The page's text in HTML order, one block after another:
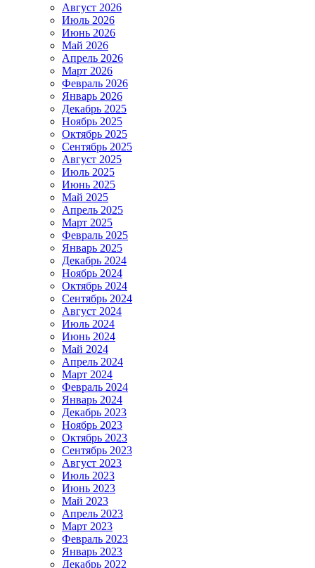
Август 2026
Июль 2026
Июнь 2026
Май 2026
Апрель 2026
Март 2026
Февраль 2026
Январь 2026
Декабрь 2025
Ноябрь 2025
Октябрь 2025
Сентябрь 2025
Август 2025
Июль 2025
Июнь 2025
Май 2025
Апрель 2025
Март 2025
Февраль 2025
Январь 2025
Декабрь 2024
Ноябрь 2024
Октябрь 2024
Сентябрь 2024
Август 2024
Июль 2024
Июнь 2024
Май 2024
Апрель 2024
Март 2024
Февраль 2024
Январь 2024
Декабрь 2023
Ноябрь 2023
Октябрь 2023
Сентябрь 2023
Август 2023
Июль 2023
Июнь 2023
Май 2023
Апрель 2023
Март 2023
Февраль 2023
Январь 2023
Декабрь 2022